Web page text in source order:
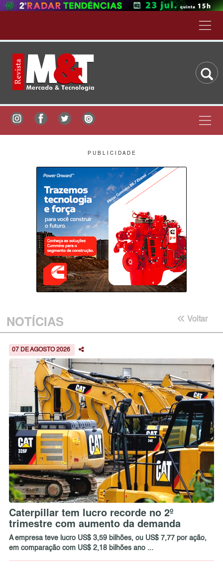
P U B L I C I D A D E
NOTÍCIAS Voltar
07 DE AGOSTO 2026
Caterpillar tem lucro recorde no 2º
trimestre com aumento da demanda
A empresa teve lucro US$ 3,59 bilhões, ou US$ 7,77 por ação,
em comparação com US$ 2,18 bilhões ano ...